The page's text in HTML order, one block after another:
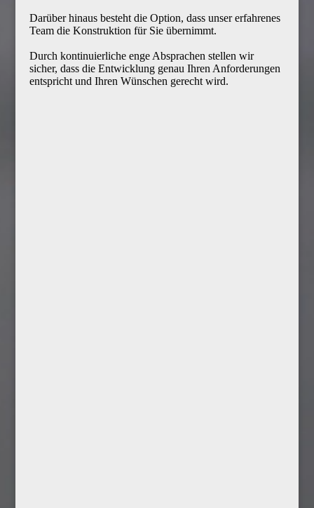
Darüber hinaus besteht die Option, dass unser erfahrenes
Team die Konstruktion für Sie übernimmt.
Durch kontinuierliche enge Absprachen stellen wir
sicher, dass die Entwick­lung genau Ihren Anforderungen
entspricht und Ihren Wünschen gerecht wird.